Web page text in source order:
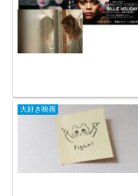
大好き映画